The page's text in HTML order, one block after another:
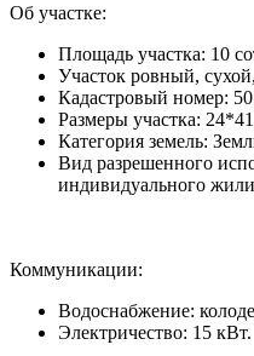
Об участке:
Площадь участка: 10
Участок ровный,
Кадастровый номер:
Размеры участка: 24*41
Категория земель:
Вид разрешенного
индивидуального
Коммуникации:
Водоснабжение:
Электричество: 15 кВт.